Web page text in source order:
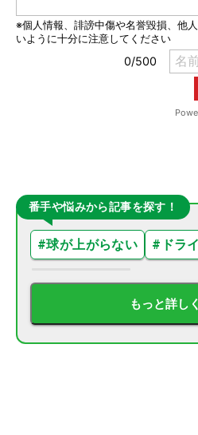
番手や悩みから記事を探す！
#球が上がらない # ドラ
もっと詳し